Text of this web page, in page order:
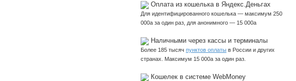
Оплата из кошелька в Яндекс.Деньгах
Для идентифицированного кошелька — максимум 250
000a за один раз, для анонимного — 15 000a
Наличными через кассы и терминалы
Более 185 тысяч пунктов оплаты в России и других
странах. Максимум 15 000a за один раз.
Кошелек в системе WebMoney